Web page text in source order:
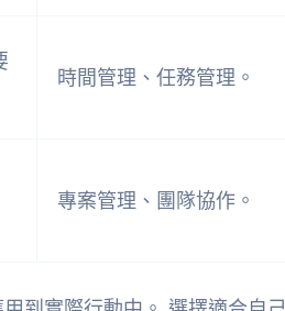
時間管理、任務管理。
專案管理、團隊協作。